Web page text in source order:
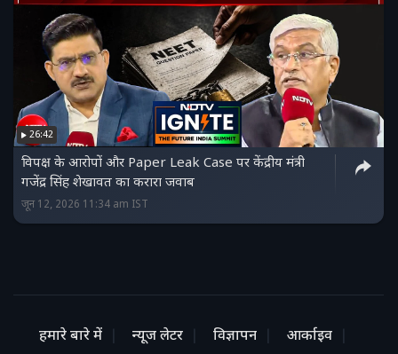
26:42
विपक्ष के आरोपों और Paper Leak Case पर केंद्रीय मंत्री
गजेंद्र सिंह शेखावत का करारा जवाब
जून 12, 2026 11:34 am IST
हमारे बारे में न्यूज लेटर विज्ञापन आर्काइव